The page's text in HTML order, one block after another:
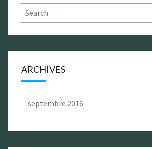
Search
for:
ARCHIVES
septembre 2016